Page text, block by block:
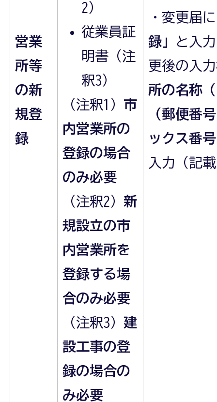
営業
所等
の新
規登
録
2）
従業員証
明書（注
釈3）
（注釈1） 市
内営業所の
登録の場合
のみ必要
（注釈2） 新
規設立の市
内営業所を
登録する場
合のみ必要
（注釈3） 建
設工事の登
録の場合の
み必要
・変更届に
録」
と入
更後の入
所の名称
（郵便番
ックス番
入力（記